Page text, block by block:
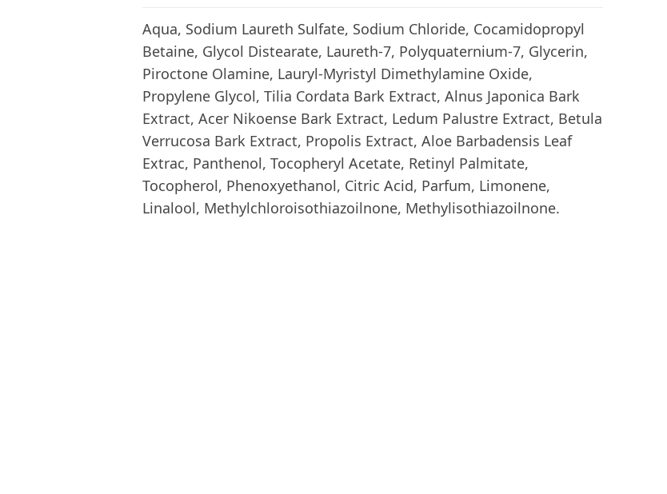
Aqua, Sodium Laureth Sulfate, Sodium Chloride, Cocamidopropyl
Betaine, Glycol Distearate, Laureth-7, Polyquaternium-7, Glycerin,
Piroctone Olamine, Lauryl-Myristyl Dimethylamine Oxide,
Propylene Glycol, Tilia Cordata Bark Extract, Alnus Japonica Bark
Extract, Acer Nikoense Bark Extract, Ledum Palustre Extract, Betula
Verrucosa Bark Extract, Propolis Extract, Aloe Barbadensis Leaf
Extrac, Panthenol, Tocopheryl Acetate, Retinyl Palmitate,
Tocopherol, Phenoxyethanol, Citric Acid, Parfum, Limonene,
Linalool, Methylchloroisothiazoilnone, Methylisothiazoilnone.